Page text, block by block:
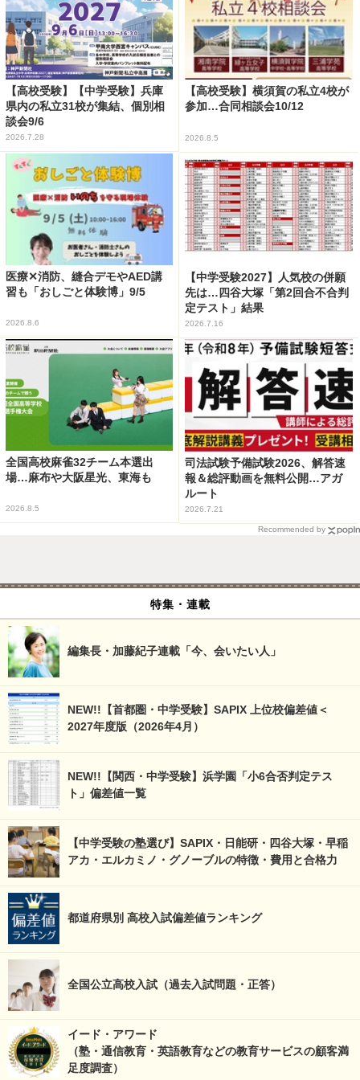
【高校受験】【中学受験】兵庫
県内の私立31校が集結、個別相
談会9/6
2026.7.28
【高校受験】横須賀の私立4校が
参加…合同相談会10/12
2026.8.5
医療✕消防、縫合デモやAED講
習も「おしごと体験博」9/5
2026.8.6
【中学受験2027】人気校の併願
先は…四谷大塚「第2回合不合判
定テスト」結果
2026.7.16
全国高校麻雀32チーム本選出
場…麻布や大阪星光、東海も
2026.8.5
司法試験予備試験2026、解答速
報＆総評動画を無料公開…アガ
ルート
2026.7.21
Recommended by
特集・連載
編集長・加藤紀子連載「今、会いたい人」
NEW!!【首都圏・中学受験】SAPIX 上位校偏差値＜
2027年度版（2026年4月）
NEW!!【関西・中学受験】浜学園「小6合否判定テス
ト」偏差値一覧
【中学受験の塾選び】SAPIX・日能研・四谷大塚・早稲
アカ・エルカミノ・グノーブルの特徴・費用と合格力
都道府県別 高校入試偏差値ランキング
全国公立高校入試（過去入試問題・正答）
イード・アワード
（塾・通信教育・英語教育などの教育サービスの顧客満
足度調査）